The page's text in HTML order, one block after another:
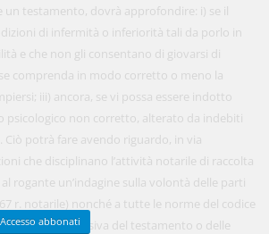
un testamento, dovrà approfondire: i) se il
di infermità o inferiorità tali da porlo in
e che non gli consentano di giovarsi di
comprenda in modo corretto o meno la
iii) ancora, se vi possa essere indotto
psicologico non corretto, alterato da indebiti
potrà fare avendo riguardo, in via
che disciplinano l’attività notarile di raccolta
rogante un’indagine sulla volontà delle parti
r. notarile) nonché a tutte le norme del codice
successiva del testamento o delle
450,00 €ANNUALI
570.00€,risparmi il 21%!
Acquista ora
48,00 € MENSILI
Acquista ora
Accesso abbonati